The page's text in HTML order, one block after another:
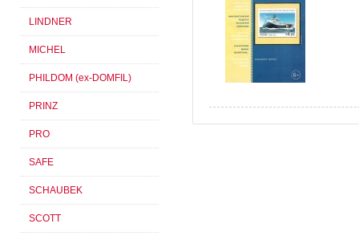
LINDNER
MICHEL
PHILDOM (ex-DOMFIL)
PRINZ
PRO
SAFE
SCHAUBEK
SCOTT